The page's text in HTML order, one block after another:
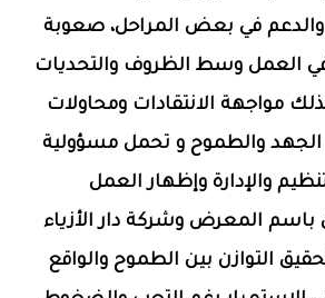
والدعم في بعض المراحل، صعوبة
في العمل وسط الظروف والتحديات
مواجهة الانتقادات ومحاولات
الجهد والطموح و تحمل مسؤولية
والإدارة وإظهار العمل
باسم المعرض وشركة دار الأزياء
التوازن بين الطموح والواقع